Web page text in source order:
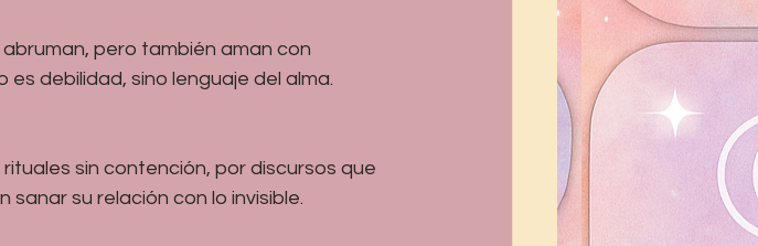
pero también aman con
debilidad, sino lenguaje del alma.
sin contención, por discursos que
su relación con lo invisible.